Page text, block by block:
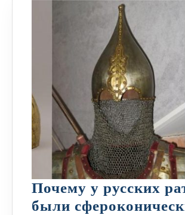
Почему у русских
были